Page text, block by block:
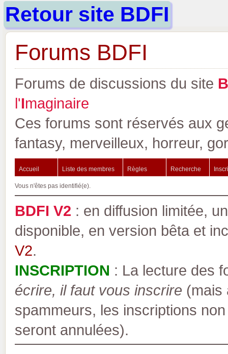
Retour site BDFI
Forums BDFI
Forums de discussions du site B
l'Imaginaire
Ces forums sont réservés aux
fantasy, merveilleux, horreur,
Accueil Liste des membres Règles Recherche
Vous n'êtes pas identifié(e).
BDFI V2 : en diffusion limitée,
disponible, en version bêta et
V2.
INSCRIPTION : La lecture des
écrire, il faut vous inscrire (mais
spammeurs, les inscriptions
seront annulées).